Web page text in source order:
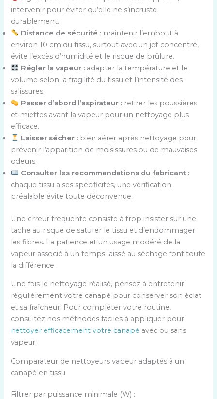
intervenir pour éviter qu’elle ne s’incruste
durablement.
Distance de sécurité : maintenir l’embout à
environ 10 cm du tissu, surtout avec un jet concentré,
évite l’excès d’humidité et le risque de brûlure.
Régler la vapeur : adapter la température et le
volume selon la fragilité du tissu et l’intensité des
salissures.
Passer d’abord l’aspirateur : retirer les poussières
et miettes avant la vapeur pour un nettoyage plus
efficace.
Laisser sécher : bien aérer après nettoyage pour
prévenir l’apparition de moisissures ou de mauvaises
odeurs.
Consulter les recommandations du fabricant :
chaque tissu a ses spécificités, une vérification
préalable évite toute déconvenue.
Une erreur fréquente consiste à trop insister sur une
tache au risque de saturer le tissu et d’endommager
les fibres. La patience et un usage modéré de la
vapeur associé à un temps laissé au séchage font toute
la différence.
Une fois le nettoyage réalisé, pensez à entretenir
régulièrement votre canapé pour conserver son éclat
et sa fraîcheur. Pour compléter votre routine,
consultez nos méthodes faciles à appliquer pour
nettoyer efficacement votre canapé avec ou sans
vapeur.
Comparateur de nettoyeurs vapeur adaptés à un
canapé en tissu
Filtrer par puissance minimale (W) :